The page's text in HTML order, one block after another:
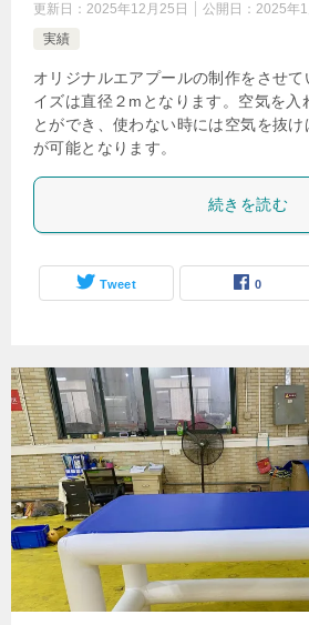
更新日： 2025年12月25日 公開日： 2025年1
実績
オリジナルエアプールの制作をさせ
イズは直径２mとなります。空気を入
とができ、使わない時には空気を抜
が可能となります。
続きを読む
Tweet 0